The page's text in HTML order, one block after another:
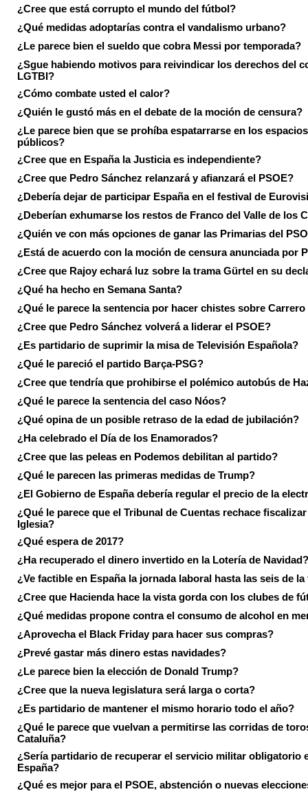
¿Cree que está corrupto el mundo del fútbol?
¿Qué medidas adoptarías contra el vandalismo urbano?
¿Le parece bien el sueldo que cobra Messi por temporada?
¿Sgue habiendo motivos para reivindicar los derechos del
LGTBI?
¿Cómo combate usted el calor?
¿Quién le gustó más en el debate de la moción de censura?
¿Le parece bien que se prohíba espatarrarse en los espacios
públicos?
¿Cree que en España la Justicia es independiente?
¿Cree que Pedro Sánchez relanzará y afianzará el PSOE?
¿Debería dejar de participar España en el festival de
¿Deberían exhumarse los restos de Franco del Valle de los
¿Quién ve con más opciones de ganar las Primarias del
¿Está de acuerdo con la moción de censura anunciada por
¿Cree que Rajoy echará luz sobre la trama Gürtel en su
¿Qué ha hecho en Semana Santa?
¿Qué le parece la sentencia por hacer chistes sobre
¿Cree que Pedro Sánchez volverá a liderar el PSOE?
¿Es partidario de suprimir la misa de Televisión Española?
¿Qué le pareció el partido Barça-PSG?
¿Cree que tendría que prohibirse el polémico autobús de
¿Qué le parece la sentencia del caso Nóos?
¿Qué opina de un posible retraso de la edad de jubilación?
¿Ha celebrado el Día de los Enamorados?
¿Cree que las peleas en Podemos debilitan al partido?
¿Qué le parecen las primeras medidas de Trump?
¿El Gobierno de España debería regular el precio de la
¿Qué le parece que el Tribunal de Cuentas rechace fiscalizar
Iglesia?
¿Qué espera de 2017?
¿Ha recuperado el dinero invertido en la Lotería de Navidad?
¿Ve factible en España la jornada laboral hasta las seis de la
¿Cree que Hacienda hace la vista gorda con los clubes de
¿Qué medidas propone contra el consumo de alcohol en
¿Aprovecha el Black Friday para hacer sus compras?
¿Prevé gastar más dinero estas navidades?
¿Le parece bien la elección de Donald Trump?
¿Cree que la nueva legislatura será larga o corta?
¿Es partidario de mantener el mismo horario todo el año?
¿Qué le parece que vuelvan a permitirse las corridas de
Cataluña?
¿Sería partidario de recuperar el servicio militar obligatorio
España?
¿Qué es mejor para el PSOE, abstención o nuevas